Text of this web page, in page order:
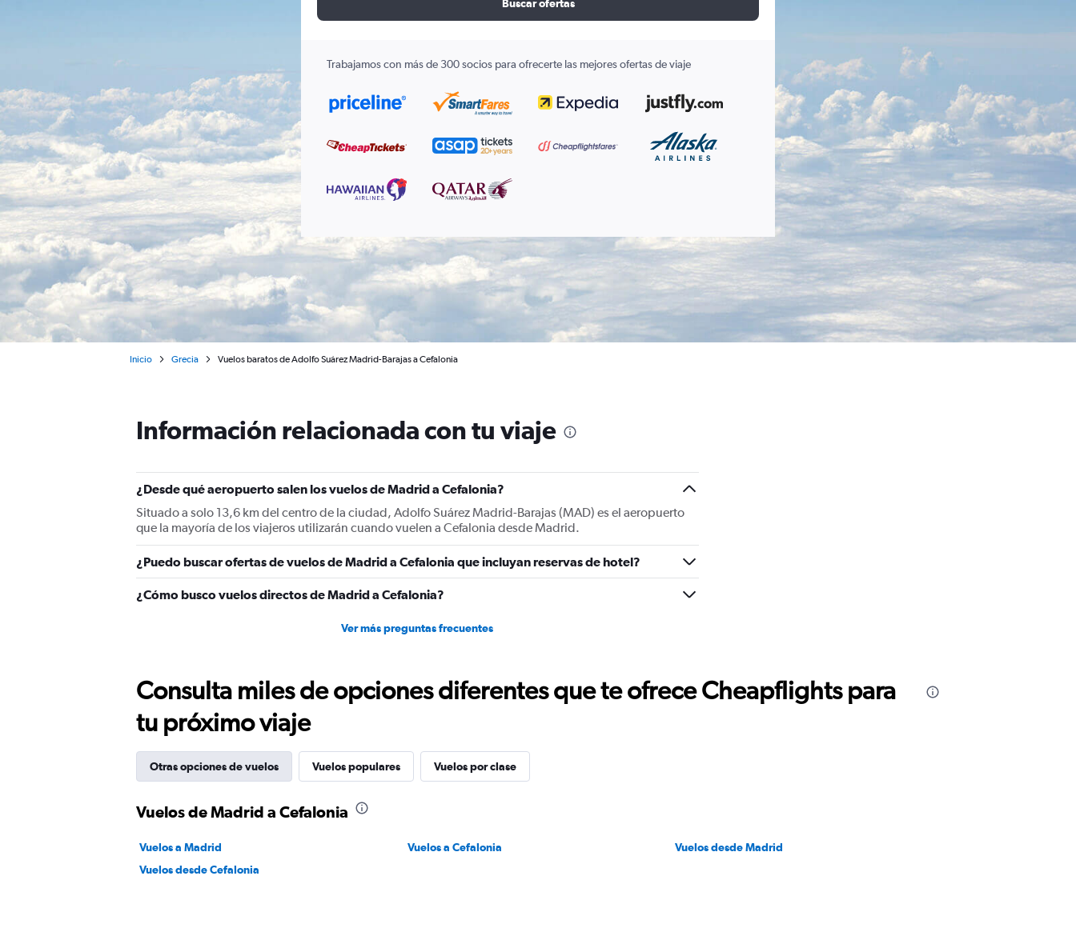
Buscar ofertas
Trabajamos con más de 300 socios para ofrecerte las mejores ofertas de viaje
Inicio Grecia Vuelos baratos de Adolfo Suárez Madrid-Barajas a Cefalonia
Información relacionada con tu viaje
¿Desde qué aeropuerto salen los vuelos de Madrid a Cefalonia?
Situado a solo 13,6 km del centro de la ciudad, Adolfo Suárez Madrid-Barajas (MAD) es el aeropuerto
que la mayoría de los viajeros utilizarán cuando vuelen a Cefalonia desde Madrid.
¿Puedo buscar ofertas de vuelos de Madrid a Cefalonia que incluyan reservas de hotel?
¿Cómo busco vuelos directos de Madrid a Cefalonia?
Ver más preguntas frecuentes
Consulta miles de opciones diferentes que te ofrece Cheapflights para
tu próximo viaje
Otras opciones de vuelos Vuelos populares Vuelos por clase
Vuelos de Madrid a Cefalonia
Vuelos a Madrid Vuelos a Cefalonia
Vuelos desde Madrid
Vuelos desde Cefalonia